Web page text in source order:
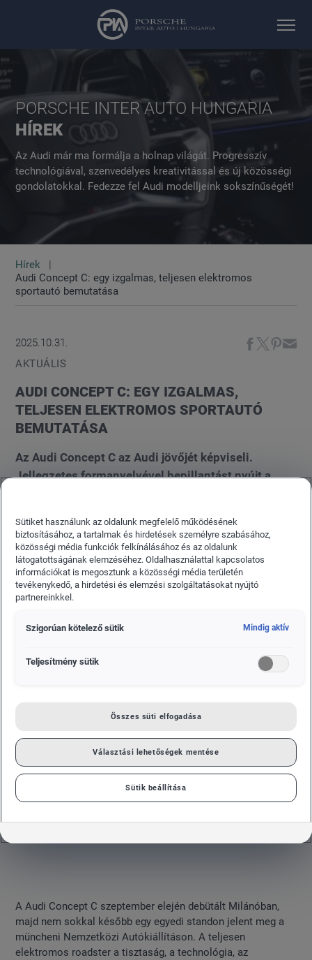
PORSCHE INTER AUTO HUNGARIA
HÍREK
Az Audi már ma formálja a holnap világát. Progresszív
technológiával, szenvedélyes kreativitással és új közösségi
gondolatokkal. Fedezze fel Audi modelljeink sokszínűségét!
Hírek
Audi Concept C: egy izgalmas, teljesen elektromos
sportautó bemutatása
2025.10.31.
AKTUÁLIS
AUDI CONCEPT C: EGY IZGALMAS,
TELJESEN ELEKTROMOS SPORTAUTÓ
BEMUTATÁSA
Az Audi Concept C az Audi jövőjét képviseli.
Jellegzetes formanyelvével bepillantást nyújt a
megnyilvánulása, és a tisztaság, az érzelmi
vonzerő, a technikai kiválóság és az intelligens
dizájn négy alapelvét testesíti meg. És
köszönhetően az közúti engedélyének, ezek a
tulajdonságok már a volán mögött is
megtapasztalhatók.
A Audi Concept C szeptember elején debütált Milánóban,
majd nem sokkal később egy egyedi standon jelent meg a
müncheni Nemzetközi Autókiállításon. A teljesen
elektromos roadster a tisztaság, a technológia, az
Sütiket használunk az oldalunk megfelelő működésének
biztosításához, a tartalmak és hirdetések személyre szabásához,
közösségi média funkciók felkínálásához és az oldalunk
látogatottságának elemzéséhez. Oldalhasználattal kapcsolatos
információkat is megosztunk a közösségi média területén
tevékenykedő, a hirdetési és elemzési szolgáltatásokat nyújtó
partnereinkkel.
Szigorúan kötelező sütik Mindig aktív
Teljesítmény sütik
Összes süti elfogadása
Választási lehetőségek mentése
Sütik beállítása